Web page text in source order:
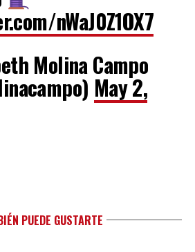
nWaJ0Z1OX7
Molina Campo
May 2,
PUEDE GUSTARTE